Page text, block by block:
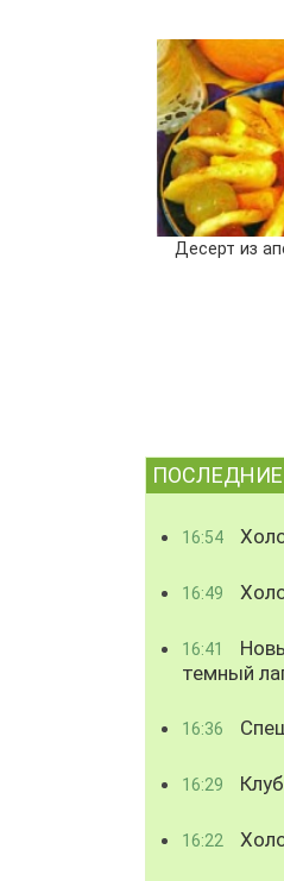
Десерт из
16:54
16:49
16:41
темный
16:36
16:29
16:22